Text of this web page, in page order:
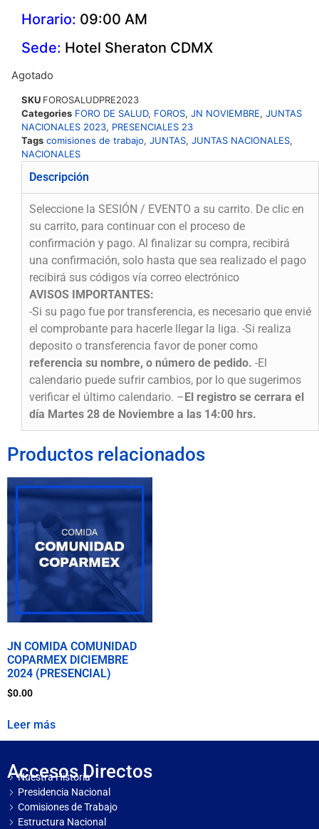
Horario: 09:00 AM
Sede: Hotel Sheraton CDMX
Agotado
SKU FOROSALUDPRE2023
Categories FORO DE SALUD, FOROS, JN NOVIEMBRE, JUNTAS
NACIONALES 2023, PRESENCIALES 23
Tags comisiones de trabajo, JUNTAS, JUNTAS NACIONALES,
NACIONALES
Descripción
Seleccione la SESIÓN / EVENTO a su carrito. De clic en
su carrito, para continuar con el proceso de
confirmación y pago. Al finalizar su compra, recibirá
una confirmación, solo hasta que sea realizado el pago
recibirá sus códigos vía correo electrónico
AVISOS IMPORTANTES:
-Si su pago fue por transferencia, es necesario que envié
el comprobante para hacerle llegar la liga. -Si realiza
deposito o transferencia favor de poner como
referencia su nombre, o número de pedido. -El
calendario puede sufrir cambios, por lo que sugerimos
verificar el último calendario. – El registro se cerrara el
día Martes 28 de Noviembre a las 14:00 hrs.
Productos relacionados
JN COMIDA COMUNIDAD
COPARMEX DICIEMBRE
2024 (PRESENCIAL)
$0.00
Leer más
Accesos Directos
Nuestra Historia
Presidencia Nacional
Comisiones de Trabajo
Estructura Nacional